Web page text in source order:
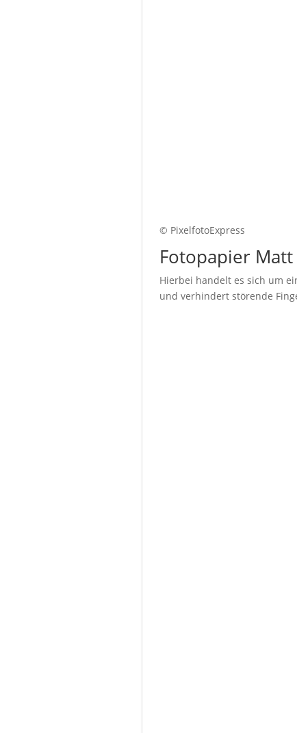
© PixelfotoExpress
Fotopapier Matt
Hierbei handelt es sich um
und verhindert störende